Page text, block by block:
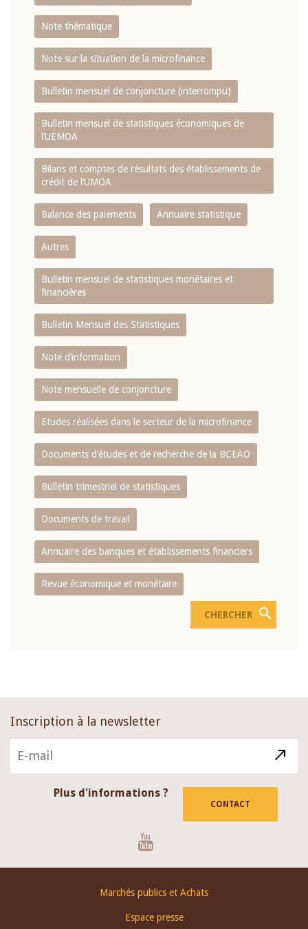
Note thématique
Note sur la situation de la microfinance
Bulletin mensuel de conjoncture (interrompu)
Bulletin mensuel de statistiques économiques de
l‘UEMOA
Bilans et comptes de résultats des établissements de
crédit de l‘UMOA
Balance des paiements Annuaire statistique
Autres
Bulletin mensuel de statistiques monétaires et
financières
Bulletin Mensuel des Statistiques
Note d’information
Note mensuelle de conjoncture
Etudes réalisées dans le secteur de la microfinance
Documents d’études et de recherche de la BCEAO
Bulletin trimestriel de statistiques
Documents de travail
Annuaire des banques et établissements financiers
Revue économique et monétaire
Inscription à la newsletter
Plus d'informations ?
CONTACT
Marchés publics et Achats
Espace presse